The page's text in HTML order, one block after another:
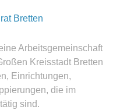
Bretten
Arbeitsgemeinschaft
Kreisstadt Bretten
Einrichtungen,
die im
sind.